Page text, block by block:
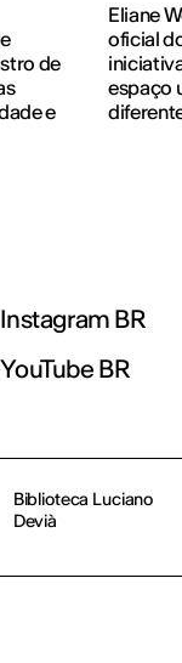
de
e
Eliane
oficial
espaço
Instagram BR
YouTube BR
Biblioteca Luciano
Devià